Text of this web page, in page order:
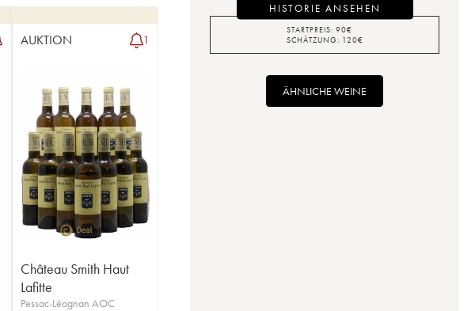
AUKTION 1
Château Smith Haut
Lafitte
Pessac-Léognan AOC
HISTORIE ANSEHEN
STARTPREIS: 90€
SCHÄTZUNG: 120€
ÄHNLICHE WEINE